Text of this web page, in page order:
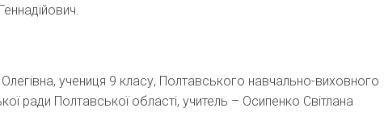
Олегівна, учениця 9 класу, Полтавського навчально-виховного
ради Полтавської області, учитель – Осипенко Світлана